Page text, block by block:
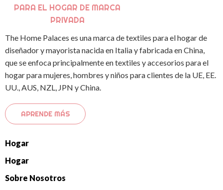
PARA EL HOGAR DE MARCA
PRIVADA
The Home Palaces es una marca de textiles para el hogar de
diseñador y mayorista nacida en Italia y fabricada en China,
que se enfoca principalmente en textiles y accesorios para el
hogar para mujeres, hombres y niños para clientes de la UE, EE.
UU., AUS, NZL, JPN y China.
APRENDE MÁS
Hogar
Hogar
Sobre Nosotros